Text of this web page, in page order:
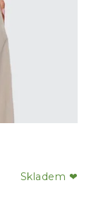
Skladem ❤